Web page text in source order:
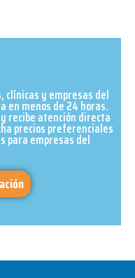
clínicas y empresas del
en menos de 24 horas.
recibe atención directa
precios preferenciales
para empresas del